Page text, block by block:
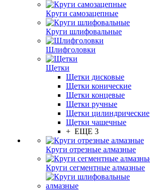
Круги самозацепные
Круги шлифовальные
Шлифголовки
Щетки
Щетки дисковые
Щетки конические
Щетки концевые
Щетки ручные
Щетки цилиндрические
Щетки чашечные
+ ЕЩЕ 3
Круги отрезные алмазные
Круги сегментные алмазные